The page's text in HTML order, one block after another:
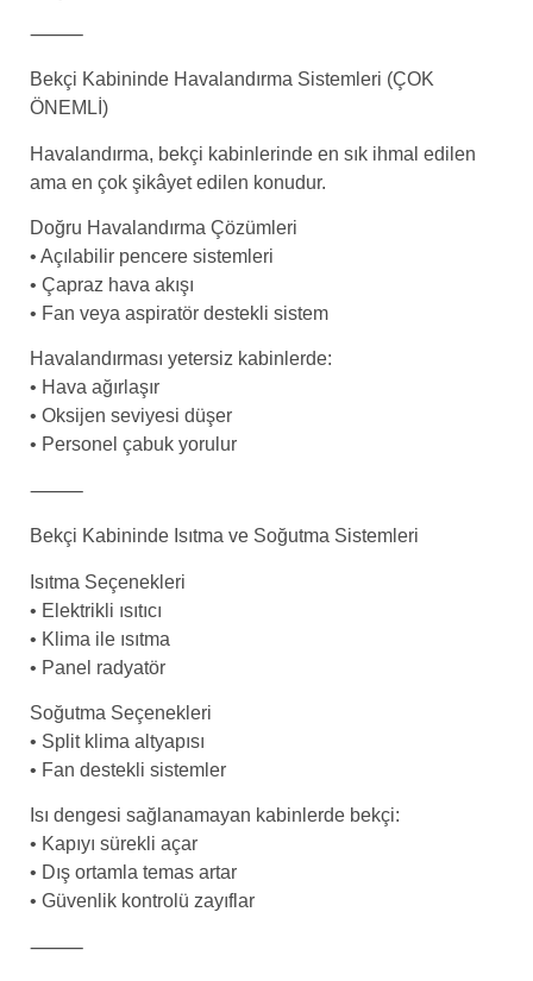
⸻
Bekçi Kabininde Havalandırma Sistemleri (ÇOK
ÖNEMLİ)
Havalandırma, bekçi kabinlerinde en sık ihmal edilen
ama en çok şikâyet edilen konudur.
Doğru Havalandırma Çözümleri
• Açılabilir pencere sistemleri
• Çapraz hava akışı
• Fan veya aspiratör destekli sistem
Havalandırması yetersiz kabinlerde:
• Hava ağırlaşır
• Oksijen seviyesi düşer
• Personel çabuk yorulur
⸻
Bekçi Kabininde Isıtma ve Soğutma Sistemleri
Isıtma Seçenekleri
• Elektrikli ısıtıcı
• Klima ile ısıtma
• Panel radyatör
Soğutma Seçenekleri
• Split klima altyapısı
• Fan destekli sistemler
Isı dengesi sağlanamayan kabinlerde bekçi:
• Kapıyı sürekli açar
• Dış ortamla temas artar
• Güvenlik kontrolü zayıflar
⸻